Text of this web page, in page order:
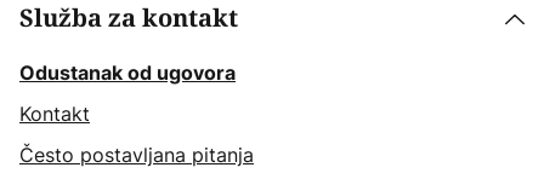
Služba za kontakt
Odustanak od ugovora
Kontakt
Često postavljana pitanja